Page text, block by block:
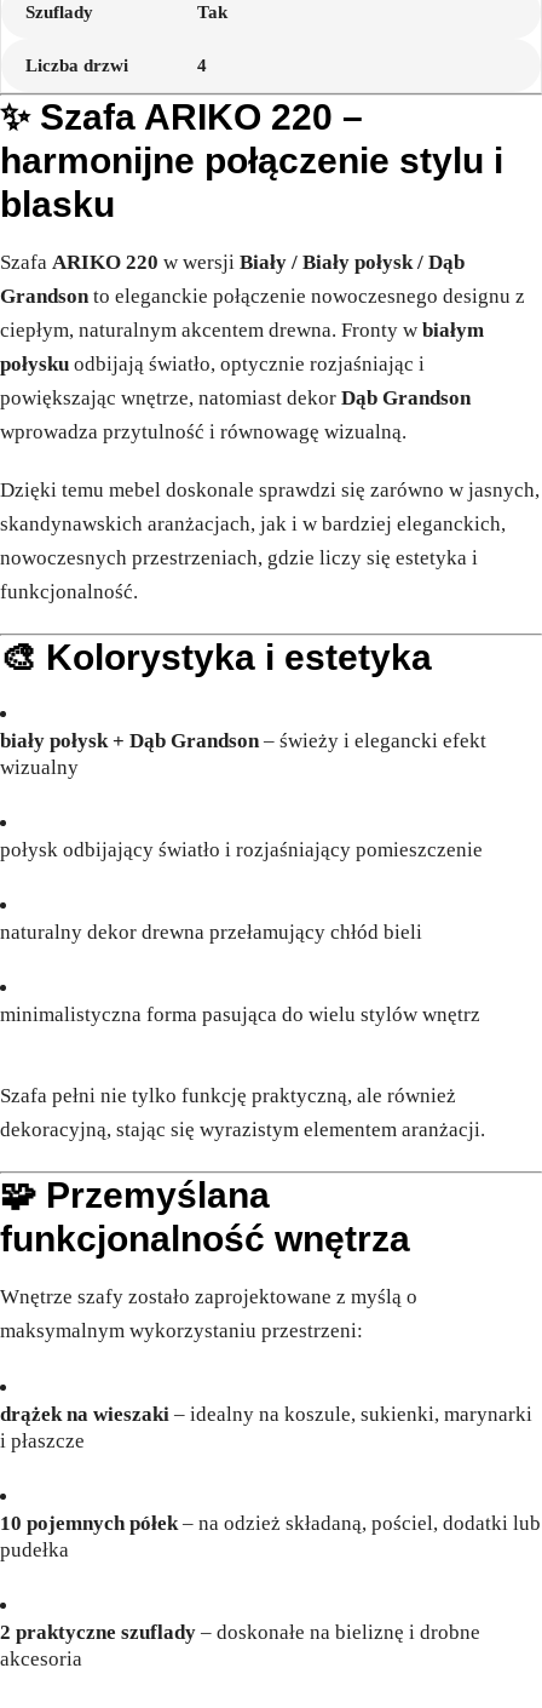
Szuflady Tak
Liczba drzwi 4
✨ Szafa ARIKO 220 –
harmonijne połączenie stylu i
blasku
Szafa ARIKO 220 w wersji Biały / Biały połysk / Dąb
Grandsonto eleganckie połączenie nowoczesnego designu z
ciepłym, naturalnym akcentem drewna. Fronty w białym
połysku odbijają światło, optycznie rozjaśniając i
powiększając wnętrze, natomiast dekor Dąb Grandson
wprowadza przytulność i równowagę wizualną.
Dzięki temu mebel doskonale sprawdzi się zarówno w jasnych,
skandynawskich aranżacjach, jak i w bardziej eleganckich,
nowoczesnych przestrzeniach, gdzie liczy się estetyka i
funkcjonalność.
🎨 Kolorystyka i estetyka
biały połysk + Dąb Grandson– świeży i elegancki efekt
wizualny
połysk odbijający światło i rozjaśniający pomieszczenie
naturalny dekor drewna przełamujący chłód bieli
minimalistyczna forma pasująca do wielu stylów wnętrz
Szafa pełni nie tylko funkcję praktyczną, ale również
dekoracyjną, stając się wyrazistym elementem aranżacji.
🧩 Przemyślana
funkcjonalność wnętrza
Wnętrze szafy zostało zaprojektowane z myślą o
maksymalnym wykorzystaniu przestrzeni:
drążek na wieszaki – idealny na koszule, sukienki, marynarki
i płaszcze
10 pojemnych półek– na odzież składaną, pościel, dodatki lub
pudełka
2 praktyczne szuflady – doskonałe na bieliznę i drobne
akcesoria